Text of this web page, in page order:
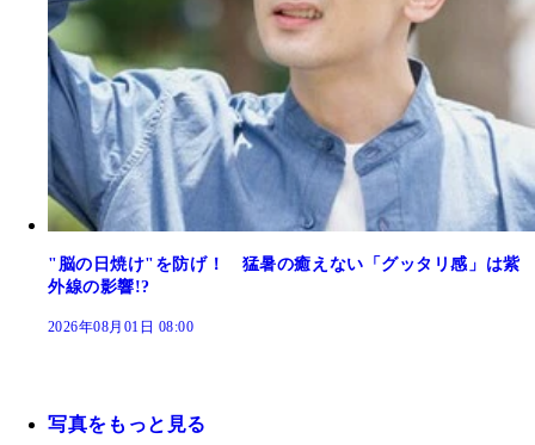
"脳の日焼け"を防げ！ 猛暑の癒えない「グッタリ感」は紫
外線の影響!?
2026年08月01日 08:00
写真をもっと見る